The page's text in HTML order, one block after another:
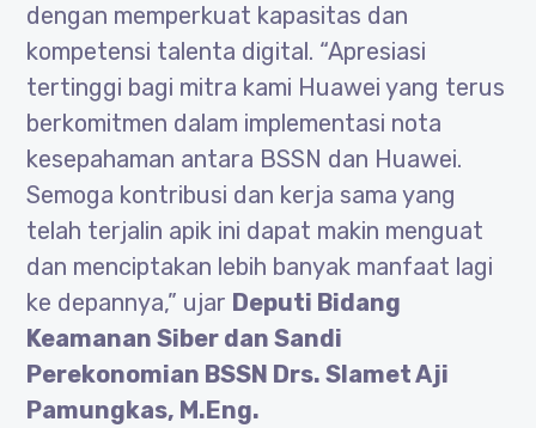
dengan memperkuat kapasitas dan
kompetensi talenta digital. “Apresiasi
tertinggi bagi mitra kami Huawei yang terus
berkomitmen dalam implementasi nota
kesepahaman antara BSSN dan Huawei.
Semoga kontribusi dan kerja sama yang
telah terjalin apik ini dapat makin menguat
dan menciptakan lebih banyak manfaat lagi
ke depannya,” ujar Deputi Bidang
Keamanan Siber dan Sandi
Perekonomian BSSN Drs. Slamet Aji
Pamungkas, M.Eng.